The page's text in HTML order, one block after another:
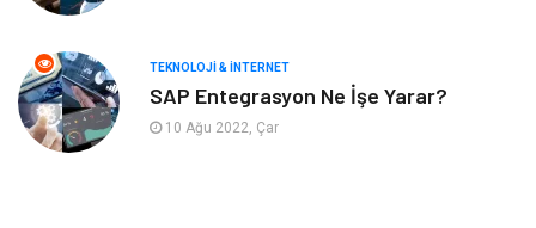
Mobilya diş sağlığı
Bebek Giyim
TEKNOLOJI & İNTERNET
SAP Entegrasyon Ne İşe Yarar?
10 Ağu 2022, Çar